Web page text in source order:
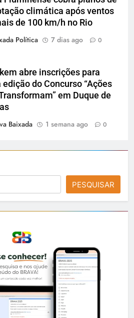
climática após ventos
de 100 km/h no Rio
Política
7 dias ago 0
abre inscrições para
edição do Concurso “Ações
em Duque de
Baixada
1 semana ago 0
PESQUISAR